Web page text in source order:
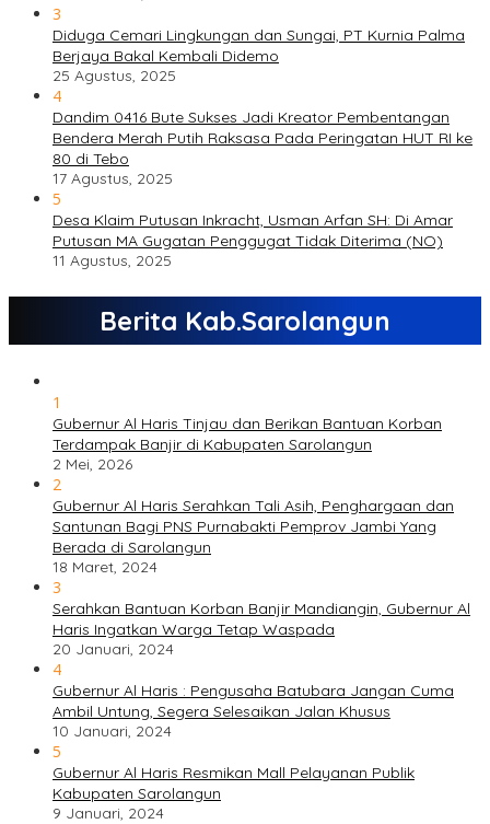
3
Diduga Cemari Lingkungan dan Sungai, PT Kurnia Palma
Berjaya Bakal Kembali Didemo
25 Agustus, 2025
4
Dandim 0416 Bute Sukses Jadi Kreator Pembentangan
Bendera Merah Putih Raksasa Pada Peringatan HUT RI ke
80 di Tebo
17 Agustus, 2025
5
Desa Klaim Putusan Inkracht, Usman Arfan SH: Di Amar
Putusan MA Gugatan Penggugat Tidak Diterima (NO)
11 Agustus, 2025
Berita Kab.Sarolangun
1
Gubernur Al Haris Tinjau dan Berikan Bantuan Korban
Terdampak Banjir di Kabupaten Sarolangun
2 Mei, 2026
2
Gubernur Al Haris Serahkan Tali Asih, Penghargaan dan
Santunan Bagi PNS Purnabakti Pemprov Jambi Yang
Berada di Sarolangun
18 Maret, 2024
3
Serahkan Bantuan Korban Banjir Mandiangin, Gubernur Al
Haris Ingatkan Warga Tetap Waspada
20 Januari, 2024
4
Gubernur Al Haris : Pengusaha Batubara Jangan Cuma
Ambil Untung, Segera Selesaikan Jalan Khusus
10 Januari, 2024
5
Gubernur Al Haris Resmikan Mall Pelayanan Publik
Kabupaten Sarolangun
9 Januari, 2024